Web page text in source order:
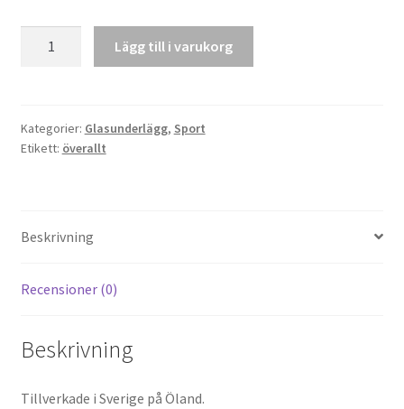
Allt"
mängd
Lägg till i varukorg
Kategorier: Glasunderlägg, Sport
Etikett: överallt
Beskrivning
Recensioner (0)
Beskrivning
Tillverkade i Sverige på Öland.